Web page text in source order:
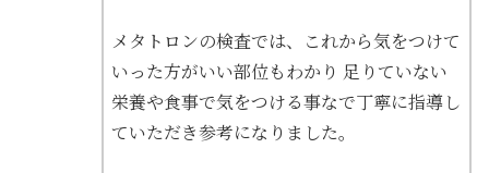
メタトロンの検査では、これから気をつけて
いった方がいい部位もわかり 足りていない
栄養や食事で気をつける事なで丁寧に指導し
ていただき参考になりました。